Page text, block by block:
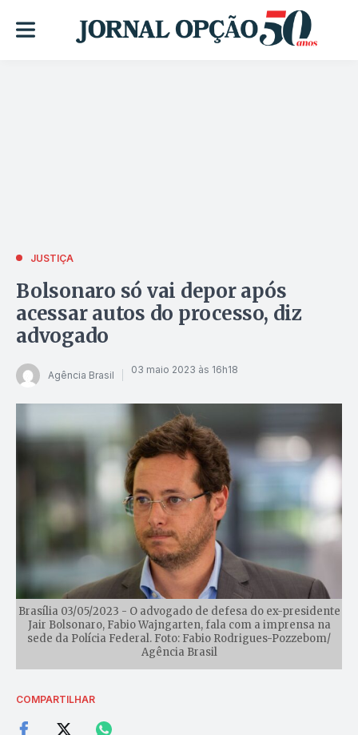
JUSTIÇA
Bolsonaro só vai depor após
acessar autos do processo, diz
advogado
Agência Brasil 03 maio 2023 às 16h18
Brasília 03/05/2023 - O advogado de defesa do ex-presidente
Jair Bolsonaro, Fabio Wajngarten, fala com a imprensa na
sede da Polícia Federal. Foto: Fabio Rodrigues-Pozzebom/
Agência Brasil
COMPARTILHAR